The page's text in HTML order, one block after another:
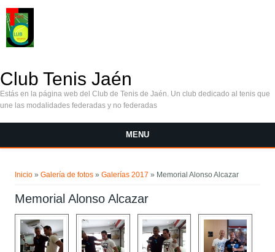
Club Tenis Jaén
Estás en la página web del Club de Tenis de Jaén. Un club dedicado al tenis que
une las modalidades federadas y no federadas
MENU
Inicio »Galería de fotos »Galerías 2017 » Memorial Alonso Alcazar
Memorial Alonso Alcazar